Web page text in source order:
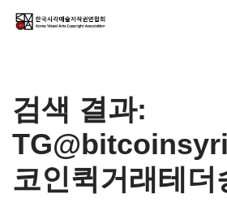
로
건
너
기
검색 결과:
코인퀵거래테더